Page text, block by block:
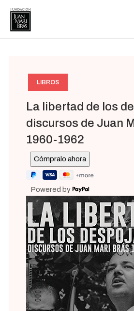
LIBROS
La libertad de los
discursos de Juan
1960-1962
Powered by